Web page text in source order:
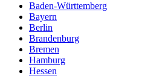
Baden-Württemberg
Bayern
Berlin
Brandenburg
Bremen
Hamburg
Hessen